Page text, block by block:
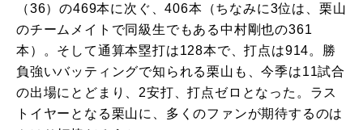
（36）の469本に次ぐ、406本（ちなみに3位は、栗山
のチームメイトで同級生でもある中村剛也の361
本）。そして通算本塁打は128本で、打点は914。勝
負強いバッティングで知られる栗山も、今季は11試合
の出場にとどまり、2安打、打点ゼロとなった。ラス
トイヤーとなる栗山に、多くのファンが期待するのは